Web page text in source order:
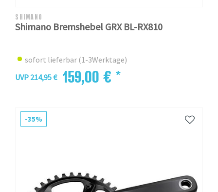
SHIMANO
Shimano Bremshebel GRX BL-RX810
sofort lieferbar (1-3Werktage)
UVP 214,95 € 159,00 € *
-35%